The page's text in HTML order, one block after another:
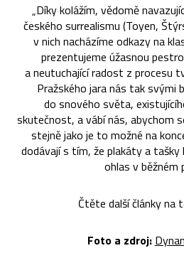
„Díky kolážím, vědomě
českého surrealismu (Toyen,
v nich nacházíme odkazy na
prezentujeme úžasnou
a neutuchající radost z procesu
Pražského jara nás tak svými
do snového světa,
skutečnost, a vábí nás, abychom
stejně jako je to možné na
dodávají s tím, že plakáty a
ohlas v běžném
Čtěte další články na
Foto a zdroj: